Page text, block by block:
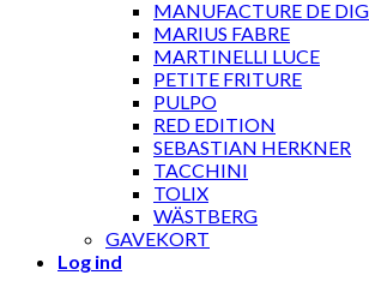
MANUFACTURE DE
MARIUS FABRE
MARTINELLI LUCE
PETITE FRITURE
PULPO
RED EDITION
SEBASTIAN HERKNER
TACCHINI
TOLIX
WÄSTBERG
GAVEKORT
Log ind